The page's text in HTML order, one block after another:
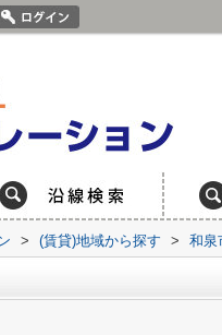
> (賃貸)地域から探す > 和泉